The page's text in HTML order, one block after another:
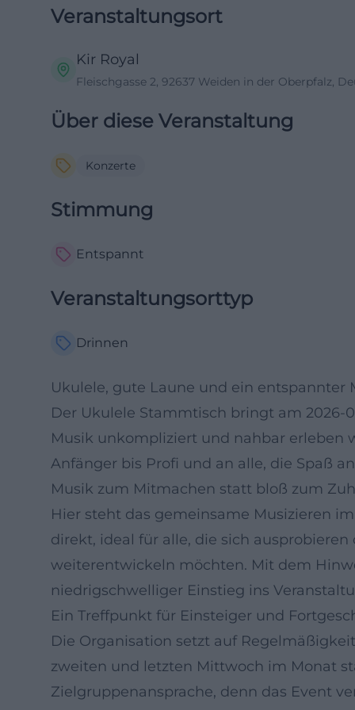
Veranstaltungsort
Kir Royal
Fleischgasse 2, 92637 Weiden in der Oberpfalz,
Über diese Veranstaltung
Konzerte
Stimmung
Entspannt
Veranstaltungsorttyp
Drinnen
Ukulele, gute Laune und ein entspannter
Der Ukulele Stammtisch bringt am 2026-
Musik unkompliziert und nahbar erleben
Anfänger bis Profi und an alle, die Spaß
Musik zum Mitmachen statt bloß zum
Hier steht das gemeinsame Musizieren
direkt, ideal für alle, die sich
weiterentwickeln möchten. Mit dem
niedrigschwelliger Einstieg ins
Ein Treffpunkt für Einsteiger und
Die Organisation setzt auf
zweiten und letzten Mittwoch im Monat
Zielgruppenansprache, denn das Event